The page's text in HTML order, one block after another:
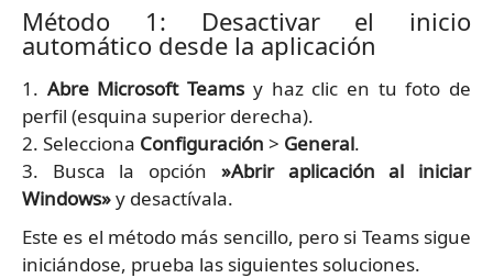
Método 1: Desactivar el inicio
automático desde la aplicación
1. Abre Microsoft Teams y haz clic en tu foto de
perfil (esquina superior derecha).
2. Selecciona Configuración > General.
3. Busca la opción »Abrir aplicación al iniciar
Windows»y desactívala.
Este es el método más sencillo, pero si Teams sigue
iniciándose, prueba las siguientes soluciones.